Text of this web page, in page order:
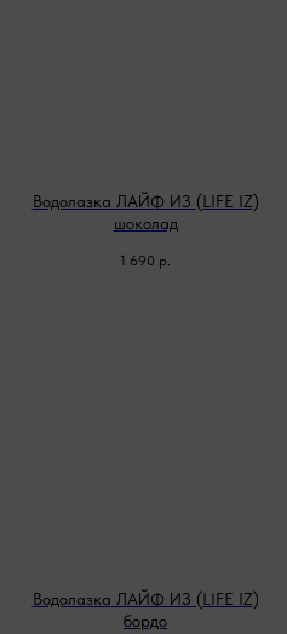
Водолазка ЛАЙФ ИЗ (LIFE IZ)
шоколад
1 690 р.
Водолазка ЛАЙФ ИЗ (LIFE IZ)
бордо